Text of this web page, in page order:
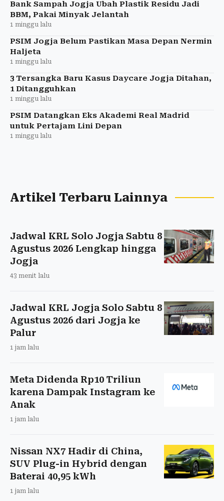
Bank Sampah Jogja Ubah Plastik Residu Jadi
BBM, Pakai Minyak Jelantah
1 minggu lalu
PSIM Jogja Belum Pastikan Masa Depan Nermin
Haljeta
1 minggu lalu
3 Tersangka Baru Kasus Daycare Jogja Ditahan,
1 Ditangguhkan
1 minggu lalu
PSIM Datangkan Eks Akademi Real Madrid
untuk Pertajam Lini Depan
1 minggu lalu
Artikel Terbaru Lainnya
Jadwal KRL Solo Jogja Sabtu 8
Agustus 2026 Lengkap hingga
Jogja
43 menit lalu
Jadwal KRL Jogja Solo Sabtu 8
Agustus 2026 dari Jogja ke
Palur
1 jam lalu
Meta Didenda Rp10 Triliun
karena Dampak Instagram ke
Anak
1 jam lalu
Nissan NX7 Hadir di China,
SUV Plug-in Hybrid dengan
Baterai 40,95 kWh
1 jam lalu